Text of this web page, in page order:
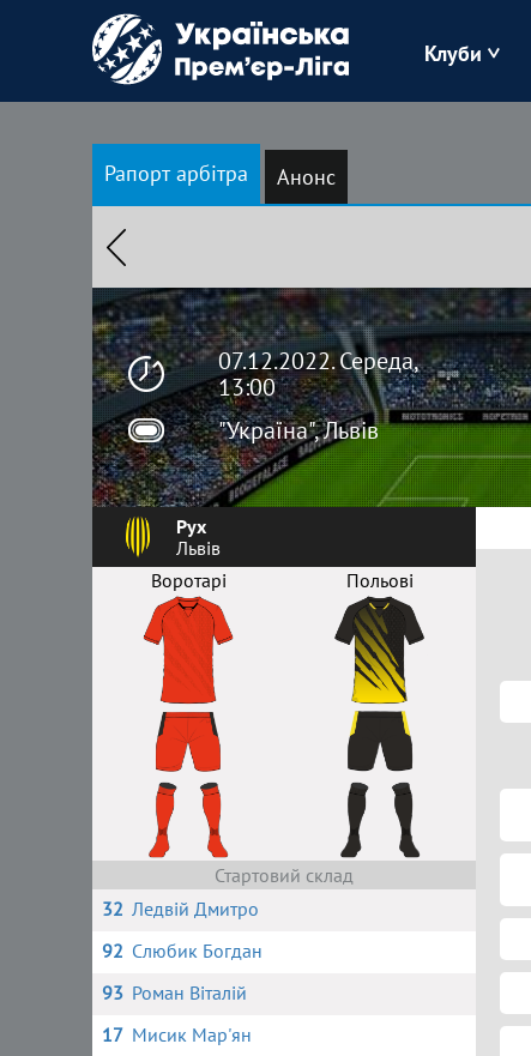
Клуби
Зоря
Полісся
Рапорт арбітра Анонс
07.12.2022. Середа,
13:00
"Україна", Львів
Рух
Львів
Воротарі
Польові
Стартовий склад
32 Ледвій Дмитро
92 Слюбик Богдан
93 Роман Віталій
17 Мисик Мар'ян